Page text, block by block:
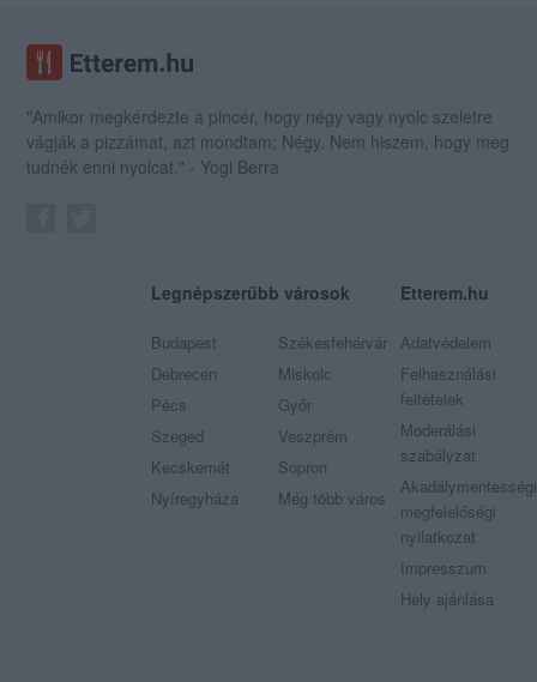
"Amikor megkérdezte a pincér, hogy négy vagy nyolc szeletre
vágják a pizzámat, azt mondtam; Négy. Nem hiszem, hogy meg
tudnék enni nyolcat." - Yogi Berra
Legnépszerűbb városok
Budapest
Debrecen
Pécs
Szeged
Kecskemét
Nyíregyháza
Székesfehérvár
Miskolc
Győr
Veszprém
Sopron
Még több város
Etterem.hu
Adatvédelem
Felhasználási
feltételek
Moderálási
szabályzat
Akadálymentességi
megfelelőségi
nyilatkozat
Impresszum
Hely ajánlása